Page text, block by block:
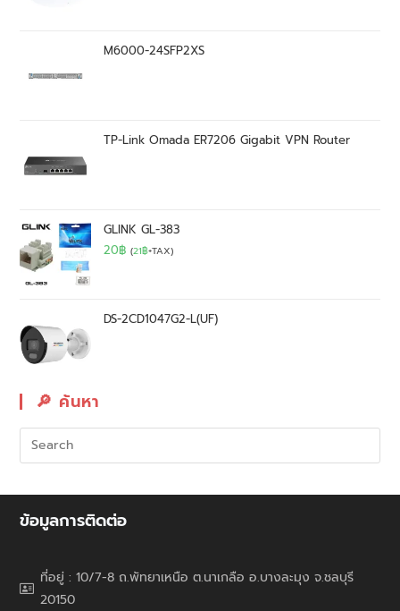
M6000-24SFP2XS
TP-Link Omada ER7206 Gigabit VPN Router
GLINK GL-383
20฿ (21฿+TAX)
DS-2CD1047G2-L(UF)
🔎︎ ค้นหา
ข้อมูลการติดต่อ
ที่อยู่ : 10/7-8 ถ.พัทยาเหนือ ต.นาเกลือ อ.บางละมุง จ.ชลบุรี
20150